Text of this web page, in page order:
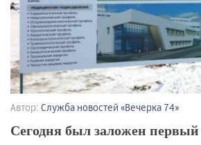
Автор: Служба новостей «Вечерка 74»
Сегодня был заложен